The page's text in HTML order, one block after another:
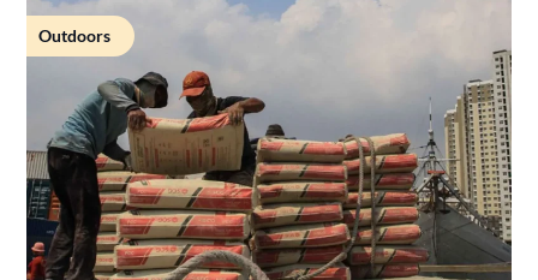
Outdoors